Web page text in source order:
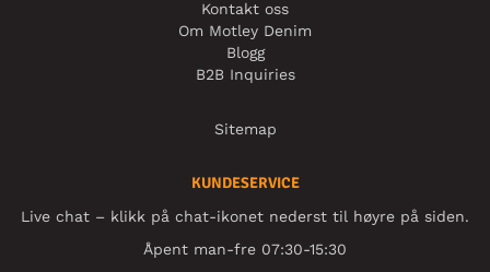
Kontakt oss
Om Motley Denim
Blogg
B2B Inquiries
Sitemap
KUNDESERVICE
Live chat – klikk på chat-ikonet nederst til høyre på siden.
Åpent man-fre 07:30-15:30